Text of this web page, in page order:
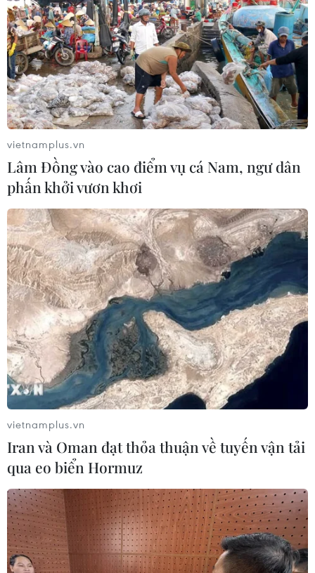
vietnamplus.vn
Lâm Đồng vào cao điểm vụ cá Nam, ngư dân
phấn khởi vươn khơi
vietnamplus.vn
Iran và Oman đạt thỏa thuận về tuyến vận tải
qua eo biển Hormuz